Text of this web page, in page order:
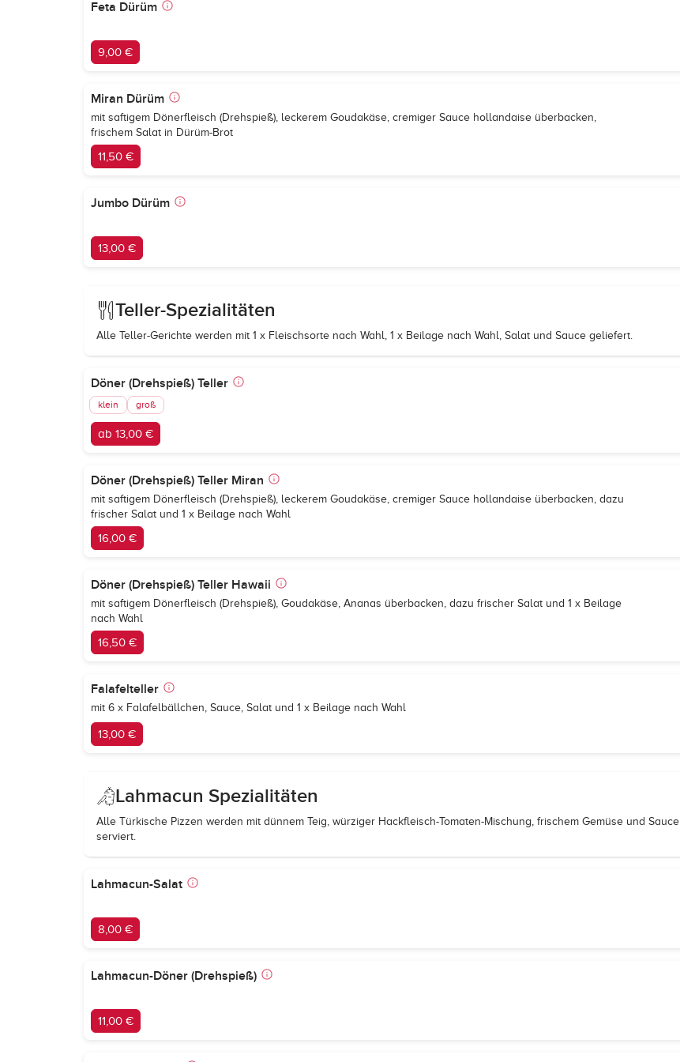
Feta Dürüm
9,00 €
Miran Dürüm
mit saftigem Dönerfleisch (Drehspieß), leckerem Goudakäse, cremiger Sauce hollandaise überbacken,
frischem Salat in Dürüm-Brot
11,50 €
Jumbo Dürüm
13,00 €
Teller-Spezialitäten
Alle Teller-Gerichte werden mit 1 x Fleischsorte nach Wahl, 1 x Beilage nach Wahl, Salat und Sauce geliefert.
Döner (Drehspieß) Teller
klein groß
ab 13,00 €
Döner (Drehspieß) Teller Miran
mit saftigem Dönerfleisch (Drehspieß), leckerem Goudakäse, cremiger Sauce hollandaise überbacken, dazu
frischer Salat und 1 x Beilage nach Wahl
16,00 €
Döner (Drehspieß) Teller Hawaii
mit saftigem Dönerfleisch (Drehspieß), Goudakäse, Ananas überbacken, dazu frischer Salat und 1 x Beilage
nach Wahl
16,50 €
Falafelteller
mit 6 x Falafelbällchen, Sauce, Salat und 1 x Beilage nach Wahl
13,00 €
Lahmacun Spezialitäten
Alle Türkische Pizzen werden mit dünnem Teig, würziger Hackfleisch-Tomaten-Mischung, frischem Gemüse und Sauce
serviert.
Lahmacun-Salat
8,00 €
Lahmacun-Döner (Drehspieß)
11,00 €